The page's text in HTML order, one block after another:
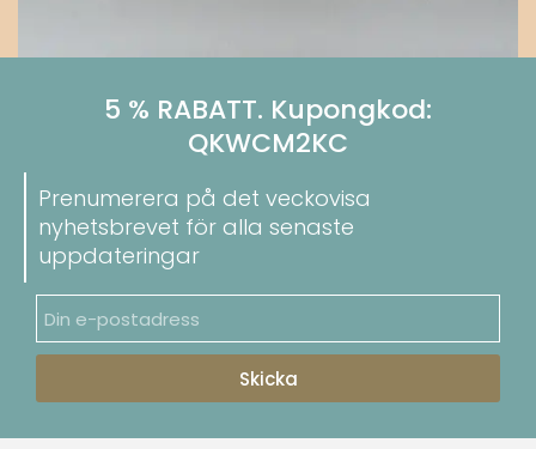
5 % RABATT. Kupongkod:
QKWCM2KC
Prenumerera på det veckovisa
nyhetsbrevet för alla senaste
uppdateringar
Skicka